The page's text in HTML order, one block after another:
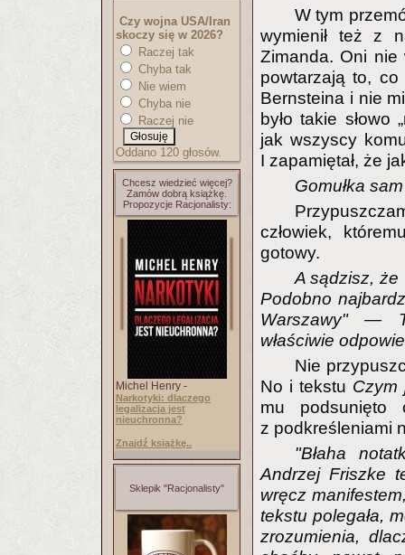
Czy wojna USA/Iran
skoczy się w 2026?
Raczej tak
Chyba tak
Nie wiem
Chyba nie
Raczej nie
Oddano 120 głosów.
Chcesz wiedzieć więcej?
Zamów dobrą książkę.
Propozycje Racjonalisty:
Michel Henry -
Narkotyki: dlaczego
legalizacja jest
nieuchronna?
Znajdź książkę..
Sklepik "Racjonalisty"
W tym
wymienił też z
Zimanda. Oni
powtarzają to, co
Bernsteina i nie
było takie słowo
jak wszyscy
I zapamiętał, że
Gomułka
człowiek,
gotowy.
A sądzisz, że
Podobno
Warszawy" —
właściwie
Nie
No i tekstu Czym
mu podsunięto
z podkreśleniami
"Błaha
Andrzej Friszke
wręcz
tekstu polegała,
zrozumienia,